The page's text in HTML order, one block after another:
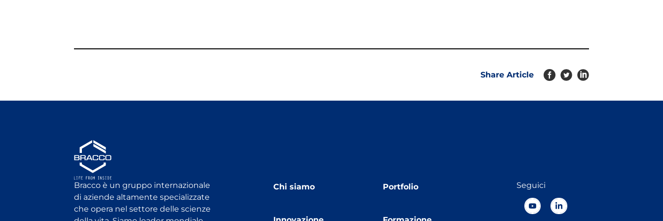
Share Article
Bracco è un gruppo internazionale
di aziende altamente specializzate
che opera nel settore delle scienze
Chi siamo Portfolio Seguici